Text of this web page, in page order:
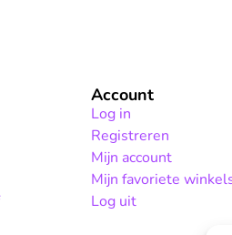
Account
Log in
Registreren
Mijn account
Mijn favoriete
Log uit